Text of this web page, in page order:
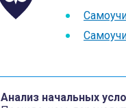
Анализ начальных